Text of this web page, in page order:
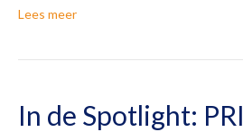
Lees meer
In de Spotlight: